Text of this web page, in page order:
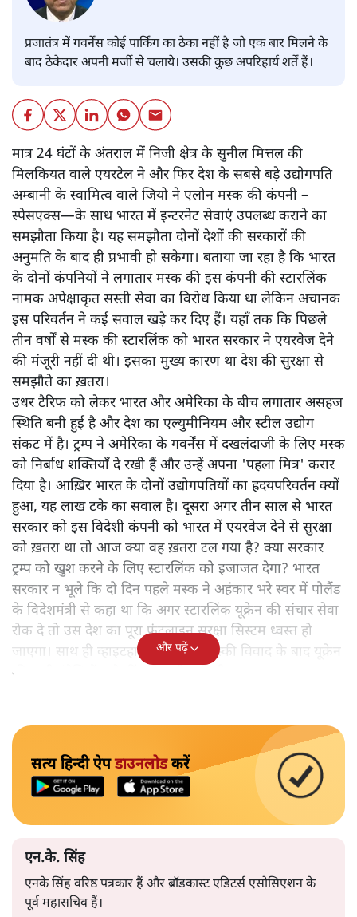
प्रजातंत्र में गवर्नेंस कोई पार्किंग का ठेका नहीं है जो एक बार मिलने के
बाद ठेकेदार अपनी मर्जी से चलाये। उसकी कुछ अपरिहार्य शर्तें हैं।
मात्र 24 घंटों के अंतराल में निजी क्षेत्र के सुनील मित्तल की
मिलकियत वाले एयरटेल ने और फिर देश के सबसे बड़े उद्योगपति
अम्बानी के स्वामित्व वाले जियो ने एलोन मस्क की कंपनी –
स्पेसएक्स—के साथ भारत में इन्टरनेट सेवाएं उपलब्ध कराने का
समझौता किया है। यह समझौता दोनों देशों की सरकारों की
अनुमति के बाद ही प्रभावी हो सकेगा। बताया जा रहा है कि भारत
के दोनों कंपनियों ने लगातार मस्क की इस कंपनी की स्टारलिंक
नामक अपेक्षाकृत सस्ती सेवा का विरोध किया था लेकिन अचानक
इस परिवर्तन ने कई सवाल खड़े कर दिए हैं। यहाँ तक कि पिछले
तीन वर्षों से मस्क की स्टारलिंक को भारत सरकार ने एयरवेज देने
की मंजूरी नहीं दी थी। इसका मुख्य कारण था देश की सुरक्षा से
समझौते का ख़तरा।
उधर टैरिफ को लेकर भारत और अमेरिका के बीच लगातार असहज
स्थिति बनी हुई है और देश का एल्युमीनियम और स्टील उद्योग
संकट में है। ट्रम्प ने अमेरिका के गवर्नेंस में दखलंदाजी के लिए मस्क
को निर्बाध शक्तियाँ दे रखी हैं और उन्हें अपना 'पहला मित्र' करार
दिया है। आख़िर भारत के दोनों उद्योगपतियों का ह्रदयपरिवर्तन क्यों
हुआ, यह लाख टके का सवाल है। दूसरा अगर तीन साल से भारत
सरकार को इस विदेशी कंपनी को भारत में एयरवेज देने से सुरक्षा
को ख़तरा था तो आज क्या वह ख़तरा टल गया है? क्या सरकार
ट्रम्प को खुश करने के लिए स्टारलिंक को इजाजत देगा? भारत
सरकार न भूले कि दो दिन पहले मस्क ने अहंकार भरे स्वर में पोलैंड
के विदेशमंत्री से कहा था कि अगर स्टारलिंक यूक्रेन की संचार सेवा
रोक दे तो उस देश का पूरा फ्रंटलाइन सुरक्षा सिस्टम ध्वस्त हो
जाएगा। साथ ही व्हाइटहाउस में ट्रम्प-जेलेंस्की विवाद के बाद यूक्रेन
की सभी इंटेलिजेंस शेयरिंग रोक दी गयी थी।
और पढ़ें
सत्य हिन्दी ऐपडाउनलोडकरें
एन.के. सिंह
एनके सिंह वरिष्ठ पत्रकार हैं और ब्रॉडकास्ट एडिटर्स एसोसिएशन के
पूर्व महासचिव हैं।